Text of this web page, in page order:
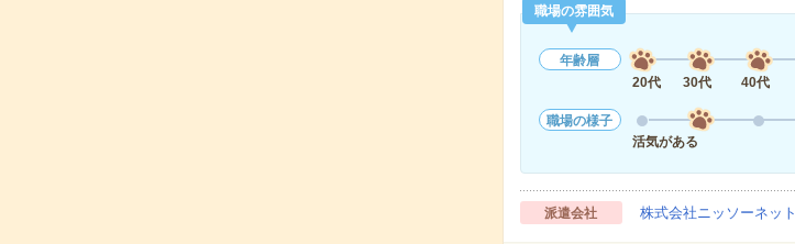
職場の雰囲気
年齢層
20代
30代 40代
職場の様子
活気がある
派遣会社 株式会社ニッソーネット